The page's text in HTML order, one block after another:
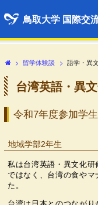
鳥取大学 国際交
> 留学体験談 > 語学・異
台湾英語・異
令和7年度参加学生
地域学部2年生
私は台湾英語・異文化
ではなく、台湾の食や
た。